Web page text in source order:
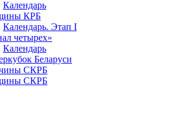
Календарь
КРБ
Календарь. Этап I
четырех»
Календарь
Беларуси
СКРБ
СКРБ